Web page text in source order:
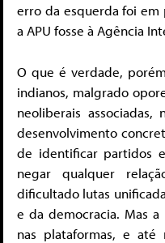
erro da esquerda foi
a APU fosse à Agência
O que é verdade,
indianos, malgrado
neoliberais
desenvolvimento
de identificar partidos
negar qualquer
dificultado lutas
e da democracia. Mas
nas plataformas, e